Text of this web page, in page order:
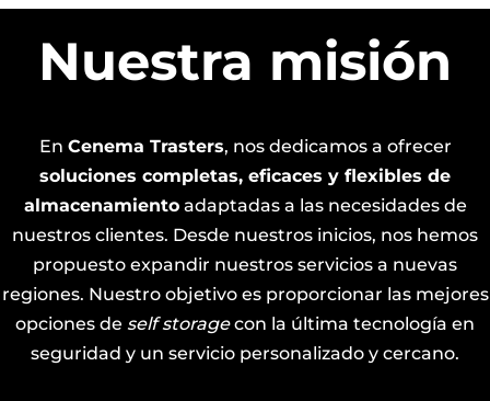
Nuestra misión
En Cenema Trasters, nos dedicamos a ofrecer
soluciones completas, eficaces y flexibles de
almacenamientoadaptadas a las necesidades de
nuestros clientes. Desde nuestros inicios, nos hemos
propuesto expandir nuestros servicios a nuevas
regiones. Nuestro objetivo es proporcionar las mejores
opciones de self storagecon la última tecnología en
seguridad y un servicio personalizado y cercano.